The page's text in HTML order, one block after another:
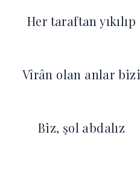
Her taraftan yıkılıp
Vîrân olan anlar bizi
Biz, şol abdalız